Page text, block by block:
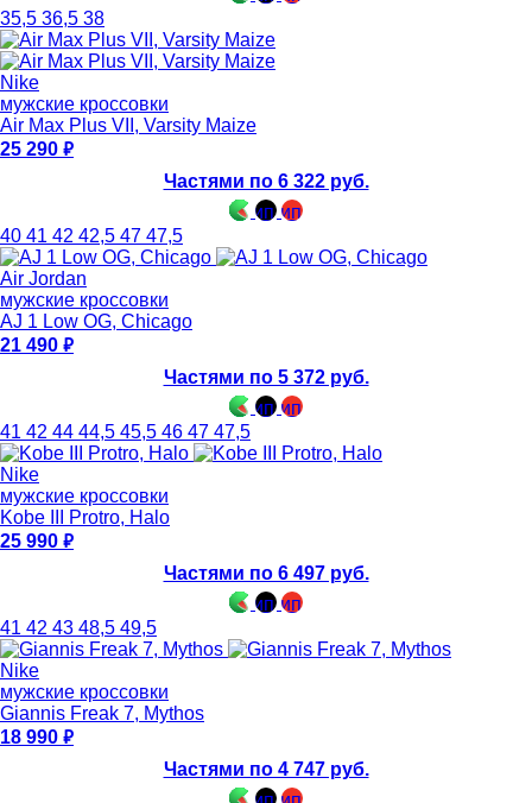
35,5 36,5 38
Nike
мужские кроссовки
Air Max Plus VII, Varsity Maize
25 290
Частями по 6 322 руб.
40 41 42 42,5 47 47,5
Air Jordan
мужские кроссовки
AJ 1 Low OG, Chicago
21 490
Частями по 5 372 руб.
41 42 44 44,5 45,5 46 47 47,5
Nike
мужские кроссовки
Kobe III Protro, Halo
25 990
Частями по 6 497 руб.
41 42 43 48,5 49,5
Nike
мужские кроссовки
Giannis Freak 7, Mythos
18 990
Частями по 4 747 руб.